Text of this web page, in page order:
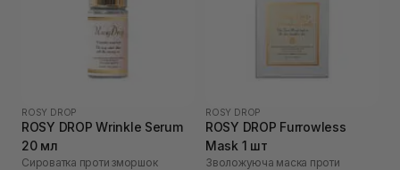
ROSY DROP
ROSY DROP Wrinkle Serum
20 мл
Сироватка проти зморшок
ROSY DROP
ROSY DROP Furrowless
Mask 1 шт
Зволожуюча маска проти